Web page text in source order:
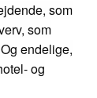
som
som
endelige,
og